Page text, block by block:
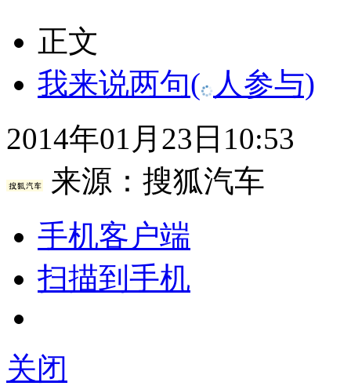
正文
我来说两句( 人参与)
2014年01月23日10:53
来源： 搜狐汽车
手机客户端
扫描到手机
关闭